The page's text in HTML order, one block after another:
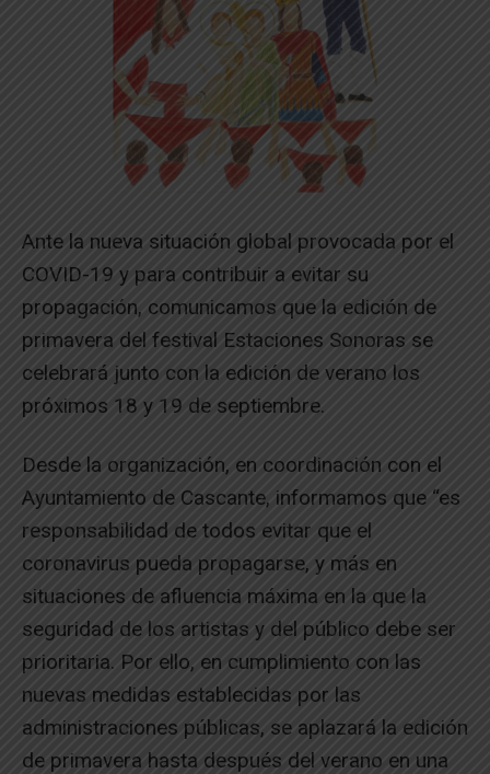
Ante la nueva situación global provocada por el
COVID-19 y para contribuir a evitar su
propagación, comunicamos que la edición de
primavera del festival Estaciones Sonoras se
celebrará junto con la edición de verano los
próximos 18 y 19 de septiembre.
Desde la organización, en coordinación con el
Ayuntamiento de Cascante, informamos que “es
responsabilidad de todos evitar que el
coronavirus pueda propagarse, y más en
situaciones de afluencia máxima en la que la
seguridad de los artistas y del público debe ser
prioritaria. Por ello, en cumplimiento con las
nuevas medidas establecidas por las
administraciones públicas, se aplazará la edición
de primavera hasta después del verano en una